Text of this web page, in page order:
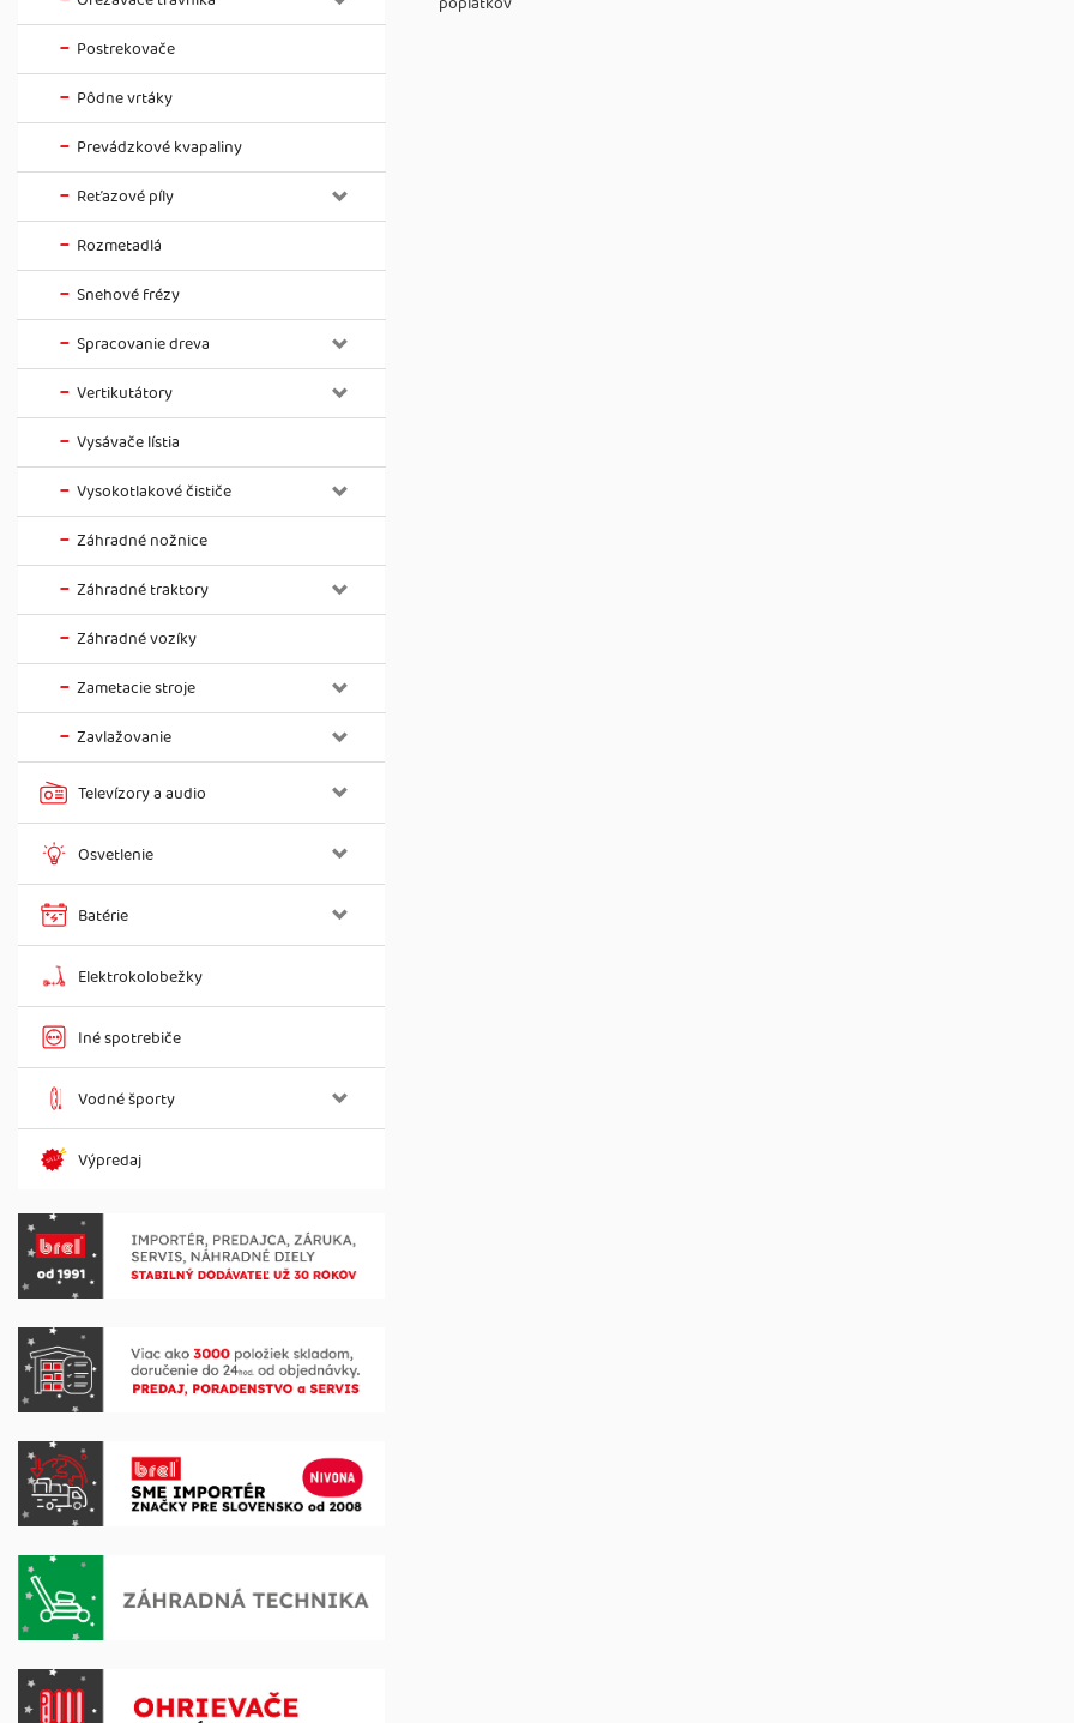
Postrekovače
Pôdne vrtáky
Prevádzkové kvapaliny
Reťazové píly
Rozmetadlá
Snehové frézy
Spracovanie dreva
Vertikutátory
Vysávače lístia
Vysokotlakové čističe
Záhradné nožnice
Záhradné traktory
Záhradné vozíky
Zametacie stroje
Zavlažovanie
Televízory a audio
Osvetlenie
Batérie
Elektrokolobežky
Iné spotrebiče
Vodné športy
Výpredaj